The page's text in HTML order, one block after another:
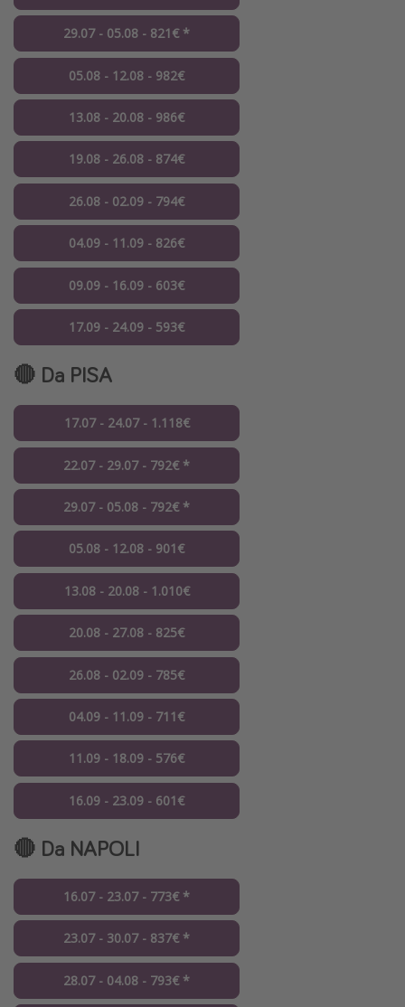
29.07 - 05.08 - 821€ *
05.08 - 12.08 - 982€
13.08 - 20.08 - 986€
19.08 - 26.08 - 874€
26.08 - 02.09 - 794€
04.09 - 11.09 - 826€
09.09 - 16.09 - 603€
17.09 - 24.09 - 593€
🔴 Da PISA
17.07 - 24.07 - 1.118€
22.07 - 29.07 - 792€ *
29.07 - 05.08 - 792€ *
05.08 - 12.08 - 901€
13.08 - 20.08 - 1.010€
20.08 - 27.08 - 825€
26.08 - 02.09 - 785€
04.09 - 11.09 - 711€
11.09 - 18.09 - 576€
16.09 - 23.09 - 601€
🔴 Da NAPOLI
16.07 - 23.07 - 773€ *
23.07 - 30.07 - 837€ *
28.07 - 04.08 - 793€ *